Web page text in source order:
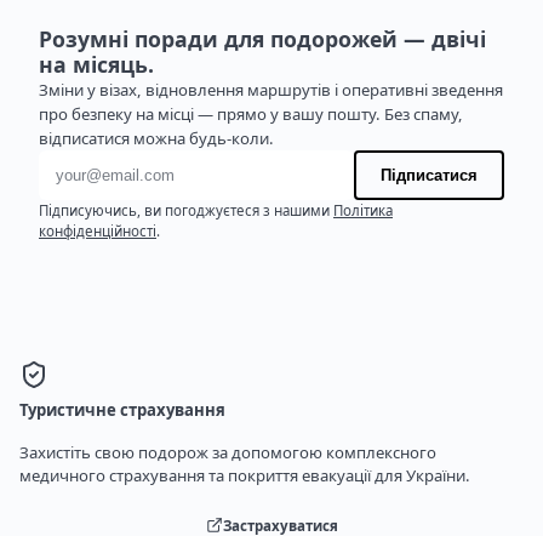
Розумні поради для подорожей — двічі
на місяць.
Зміни у візах, відновлення маршрутів і оперативні зведення
про безпеку на місці — прямо у вашу пошту. Без спаму,
відписатися можна будь-коли.
Адреса електронної пошти
Підписатися
Підписуючись, ви погоджуєтеся з нашими Політика
конфіденційності.
Туристичне страхування
Захистіть свою подорож за допомогою комплексного
медичного страхування та покриття евакуації для України.
Застрахуватися